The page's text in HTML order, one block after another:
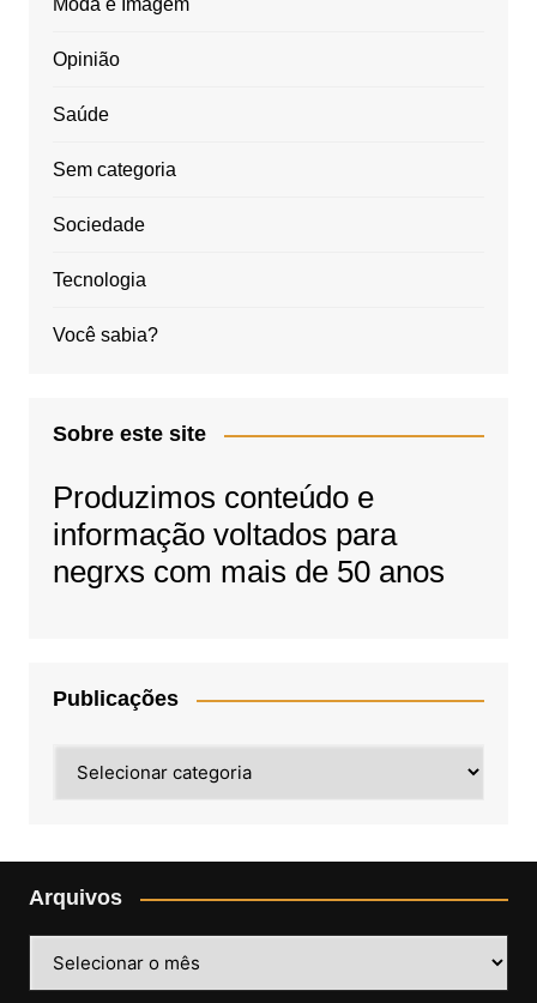
Moda e Imagem
Opinião
Saúde
Sem categoria
Sociedade
Tecnologia
Você sabia?
Sobre este site
Produzimos conteúdo e
informação voltados para
negrxs com mais de 50 anos
Publicações
Arquivos